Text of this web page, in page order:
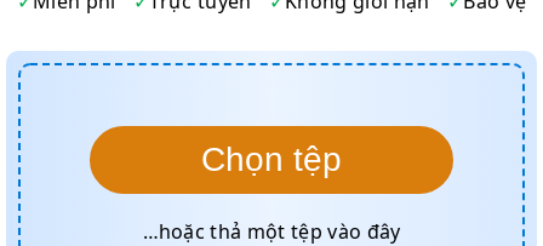
Chọn tệp
…hoặc thả một tệp vào đây